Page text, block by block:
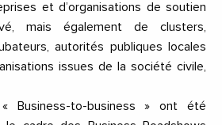
et d’organisations de soutien
mais également de clusters,
autorités publiques locales
issues de la société civile,
Business-to-business » ont été